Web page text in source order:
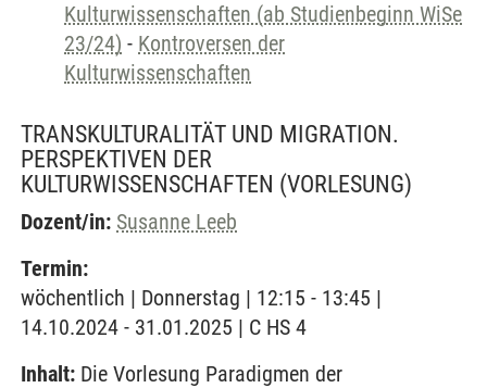
Kulturwissenschaften (ab Studienbeginn WiSe
23/24) - Kontroversen der
Kulturwissenschaften
TRANSKULTURALITÄT UND MIGRATION.
PERSPEKTIVEN DER
KULTURWISSENSCHAFTEN (VORLESUNG)
Dozent/in: Susanne Leeb
Termin:
wöchentlich | Donnerstag | 12:15 - 13:45 |
14.10.2024 - 31.01.2025 | C HS 4
Inhalt: Die Vorlesung Paradigmen der